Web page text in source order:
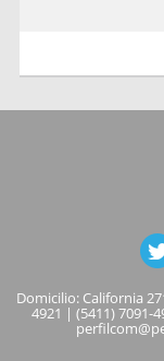
Domicilio: California
4921 | (5411) 7091-